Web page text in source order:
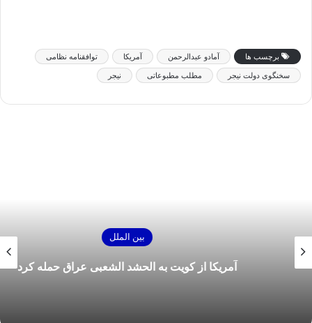
برچسب ها آمادو عبدالرحمن آمریکا توافقنامه نظامی
سخنگوی دولت نیجر مطلب مطبوعاتی نیجر
بین الملل
آمریکا از کویت به الحشد الشعبی عراق حمله کرد